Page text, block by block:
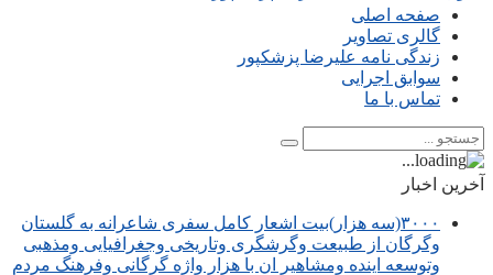
صفحه اصلی
گالری تصاویر
زندگی نامه علیرضا پزشکپور
سوابق اجرایی
تماس با ما
آخرین اخبار
۳۰۰۰(سه هزار)بیت اشعار کامل سفری شاعرانه به گلستان
وگرگان از طبیعت وگرشگری وتاریخی وجغرافیایی ومذهبی
وتوسعه اینده ومشاهیر ان با هزار واژه گرگانی وفرهنگ مردم